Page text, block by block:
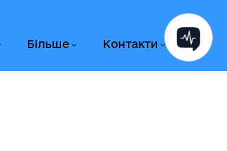
Більше Контакти